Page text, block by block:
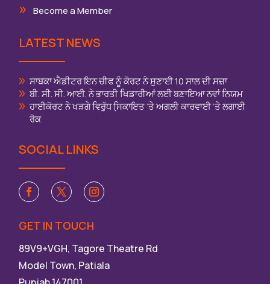
Become a Member
LATEST NEWS
ਸਾਬਕਾ ਐਡੀਟਰ ਇਨ ਚੀਫ ਨੂੰ ਕੋਰਟ ਨੇ ਸੁਣਾਈ 10 ਸਾਲ ਦੀ ਸਜ਼ਾ
ਬੀ. ਸੀ. ਸੀ. ਆਈ. ਨੇ ਭਾਰਤੀ ਖਿਡਾਰੀਆਂ ਲਈ ਬਣਾਇਆ ਨਵਾਂ ਨਿਯਮ
ਹਾਈਕੋਰਟ ਨੇ ਖੜਗੇ ਵਿਰੁੱਧ ਸਿ਼ਕਾਇਤ ‘ਤੇ ਅਗਲੀ ਕਾਰਵਾਈ ‘ਤੇ ਲਗਾਈ
ਰੋਕ
SOCIAL LINKS
GET IN TOUCH
89V9+VGH, Tagore Theatre Rd
Model Town, Patiala